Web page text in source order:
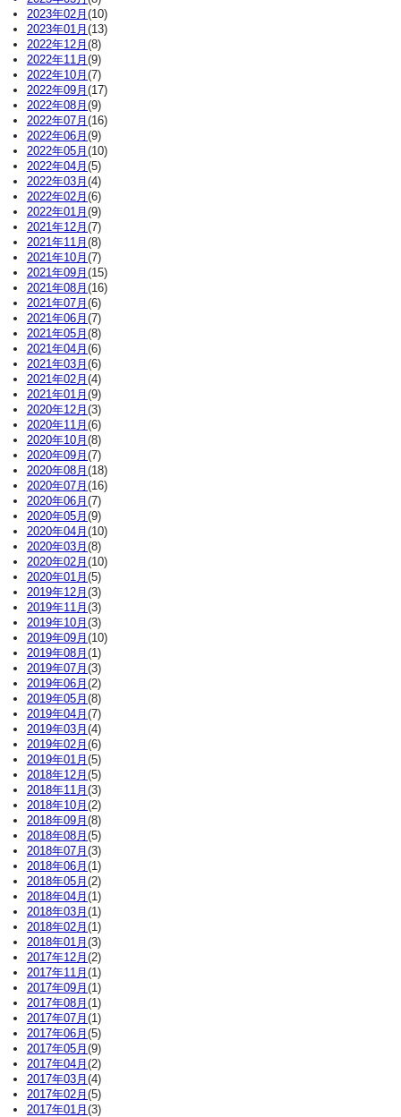
2023年02月 (10)
2023年01月 (13)
2022年12月 (8)
2022年11月 (9)
2022年10月 (7)
2022年09月 (17)
2022年08月 (9)
2022年07月 (16)
2022年06月 (9)
2022年05月 (10)
2022年04月 (5)
2022年03月 (4)
2022年02月 (6)
2022年01月 (9)
2021年12月 (7)
2021年11月 (8)
2021年10月 (7)
2021年09月 (15)
2021年08月 (16)
2021年07月 (6)
2021年06月 (7)
2021年05月 (8)
2021年04月 (6)
2021年03月 (6)
2021年02月 (4)
2021年01月 (9)
2020年12月 (3)
2020年11月 (6)
2020年10月 (8)
2020年09月 (7)
2020年08月 (18)
2020年07月 (16)
2020年06月 (7)
2020年05月 (9)
2020年04月 (10)
2020年03月 (8)
2020年02月 (10)
2020年01月 (5)
2019年12月 (3)
2019年11月 (3)
2019年10月 (3)
2019年09月 (10)
2019年08月 (1)
2019年07月 (3)
2019年06月 (2)
2019年05月 (8)
2019年04月 (7)
2019年03月 (4)
2019年02月 (6)
2019年01月 (5)
2018年12月 (5)
2018年11月 (3)
2018年10月 (2)
2018年09月 (8)
2018年08月 (5)
2018年07月 (3)
2018年06月 (1)
2018年05月 (2)
2018年04月 (1)
2018年03月 (1)
2018年02月 (1)
2018年01月 (3)
2017年12月 (2)
2017年11月 (1)
2017年09月 (1)
2017年08月 (1)
2017年07月 (1)
2017年06月 (5)
2017年05月 (9)
2017年04月 (2)
2017年03月 (4)
2017年02月 (5)
2017年01月 (3)